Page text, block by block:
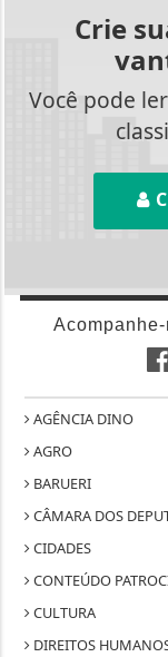
Crie
Você pode
AGÊNCIA DINO
AGRO
BARUERI
CÂMARA DOS
CIDADES
CONTEÚDO
CULTURA
DIREITOS